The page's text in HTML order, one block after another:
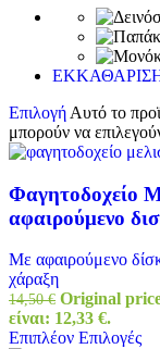
Επιλογή Αυτό το
μπορούν να
Φαγητοδοχείο
αφαιρούμενο
Με αφαιρούμενο
χάραξη
14,50€ Original
είναι: 12,33 €.
Επιπλέον Επιλογές